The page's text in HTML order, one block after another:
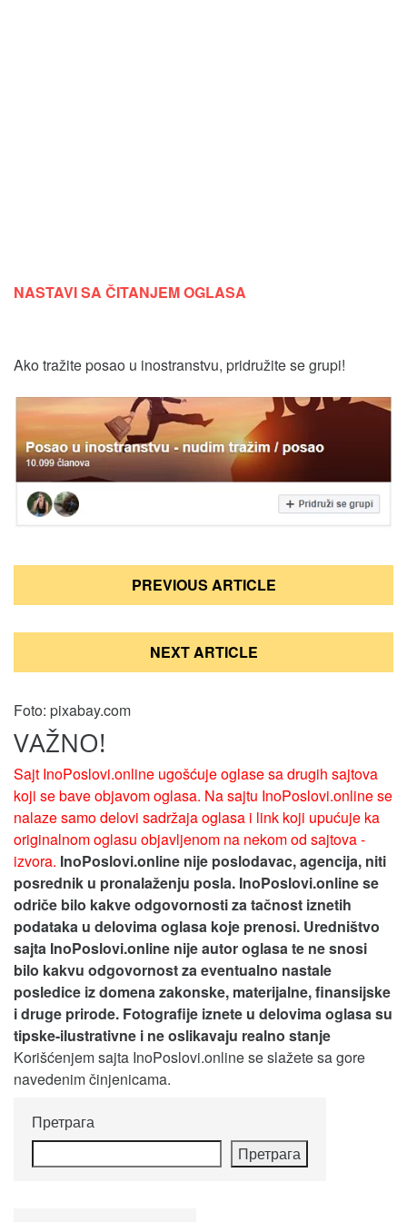
NASTAVI SA ČITANJEM OGLASA
Ako tražite posao u inostranstvu, pridružite se grupi!
Кретање
PREVIOUS ARTICLE
NEXT ARTICLE
Foto: pixabay.com
VAŽNO!
Sajt InoPoslovi.online ugošćuje oglase sa drugih sajtova
koji se bave objavom oglasa. Na sajtu InoPoslovi.online se
nalaze samo delovi sadržaja oglasa i link koji upućuje ka
originalnom oglasu objavljenom na nekom od sajtova -
izvora. InoPoslovi.online nije poslodavac, agencija, niti
posrednik u pronalaženju posla. InoPoslovi.online se
odriče bilo kakve odgovornosti za tačnost iznetih
podataka u delovima oglasa koje prenosi. Uredništvo
sajta InoPoslovi.online nije autor oglasa te ne snosi
bilo kakvu odgovornost za eventualno nastale
posledice iz domena zakonske, materijalne, finansijske
i druge prirode. Fotografije iznete u delovima oglasa su
tipske-ilustrativne i ne oslikavaju realno stanje
Korišćenjem sajta InoPoslovi.online se slažete sa gore
navedenim činjenicama.
Претрага
Претрага